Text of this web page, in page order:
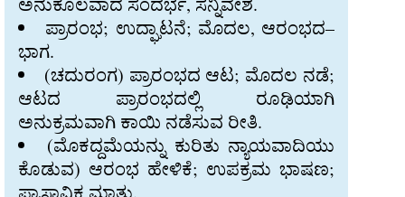
ಪ್ರಾರಂಭ; ಉದ್ಘಾಟನೆ; ಮೊದಲ, ಆರಂಭದ–
ಭಾಗ.
(ಚದುರಂಗ) ಪ್ರಾರಂಭದ ಆಟ; ಮೊದಲ ನಡೆ;
ಆಟದ ಪ್ರಾರಂಭದಲ್ಲಿ ರೂಢಿಯಾಗಿ
ಅನುಕ್ರಮವಾಗಿ ಕಾಯಿ ನಡೆಸುವ ರೀತಿ.
(ಮೊಕದ್ದಮೆಯನ್ನು ಕುರಿತು ನ್ಯಾಯವಾದಿಯು
ಕೊಡುವ) ಆರಂಭ ಹೇಳಿಕೆ; ಉಪಕ್ರಮ ಭಾಷಣ;
ಪ್ರಾಸ್ತಾವಿಕ ಮಾತು.